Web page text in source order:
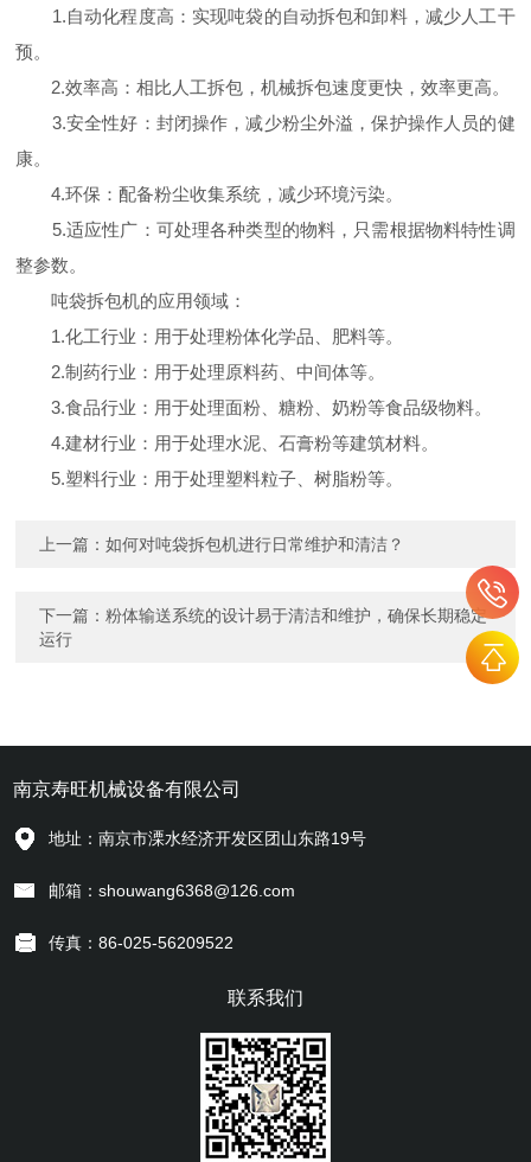
1.自动化程度高：实现吨袋的自动拆包和卸料，减少人工干
预。
2.效率高：相比人工拆包，机械拆包速度更快，效率更高。
3.安全性好：封闭操作，减少粉尘外溢，保护操作人员的健
康。
4.环保：配备粉尘收集系统，减少环境污染。
5.适应性广：可处理各种类型的物料，只需根据物料特性调
整参数。
吨袋拆包机的应用领域：
1.化工行业：用于处理粉体化学品、肥料等。
2.制药行业：用于处理原料药、中间体等。
3.食品行业：用于处理面粉、糖粉、奶粉等食品级物料。
4.建材行业：用于处理水泥、石膏粉等建筑材料。
5.塑料行业：用于处理塑料粒子、树脂粉等。
上一篇：如何对吨袋拆包机进行日常维护和清洁？
下一篇：粉体输送系统的设计易于清洁和维护，确保长期稳定
运行
南京寿旺机械设备有限公司
地址：南京市溧水经济开发区团山东路19号
邮箱：shouwang6368@126.com
传真：86-025-56209522
联系我们